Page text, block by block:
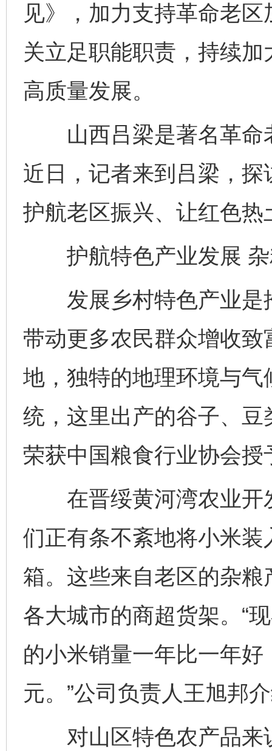
见》，加力支持革命老
关立足职能职责，持续
高质量发展。
山西吕梁是著名革命
近日，记者来到吕梁，
护航老区振兴、让红色
护航特色产业发展 杂
发展乡村特色产业是
带动更多农民群众增收
地，独特的地理环境与
统，这里出产的谷子、
荣获中国粮食行业协会授
在晋绥黄河湾农业开
们正有条不紊地将小米
箱。这些来自老区的杂
各大城市的商超货架。“
的小米销量一年比一年
元。”公司负责人王旭邦
对山区特色农产品来